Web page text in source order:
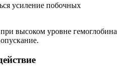
усиление побочных
высоком уровне гемоглобина